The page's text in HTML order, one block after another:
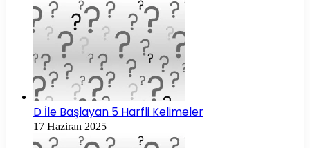
D İle Başlayan 5 Harfli Kelimeler
17 Haziran 2025